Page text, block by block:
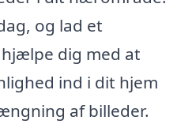
og lad et
dig med at
ind i dit hjem
af billeder.